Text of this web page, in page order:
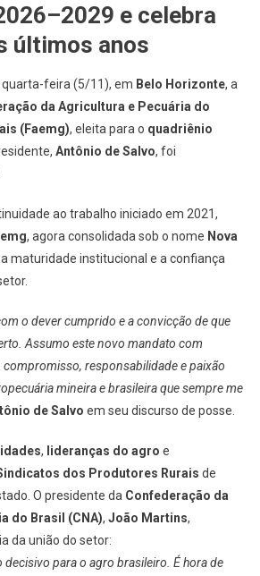
e celebra
últimos anos
quarta-feira (5/11), em Belo Horizonte, a
da Agricultura e Pecuária do
(Faemg), eleita para o quadriênio
Antônio de Salvo, foi
ao trabalho iniciado em 2021,
, agora consolidada sob o nome Nova
maturidade institucional e a confiança
o dever cumprido e a convicção de que
Assumo este novo mandato com
responsabilidade e paixão
mineira e brasileira que sempre me
de Salvo em seu discurso de posse.
, lideranças do agro e
dos Produtores Rurais de
O presidente da Confederação da
do Brasil (CNA), João Martins,
da união do setor:
decisivo para o agro brasileiro. É hora de